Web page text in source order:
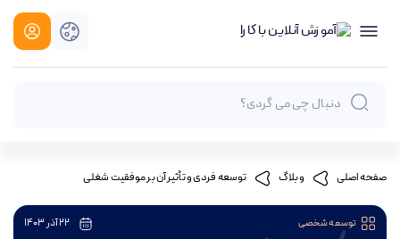
صفحه اصلی وبلاگ توسعه فردی و تأثیر آن بر موفقیت شغلی
توسعه شخصی 22 آذر 1403